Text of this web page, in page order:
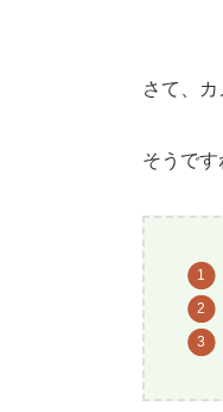
さて、
そうです